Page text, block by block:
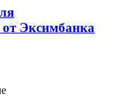
Эксимбанка